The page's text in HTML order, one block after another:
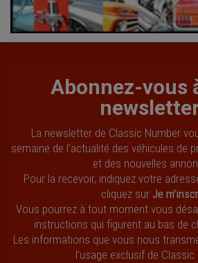
Abonnez-vous
La newsletter de Classic Number
semaine de l’actualité des véhicules de
et des nouvelles
Pour la recevoir, indiquez votre
cliquez sur Je
Vous pourrez à tout moment vous
instructions qui figurent au bas de
Les informations que vous nous
l’usage exclusif de Classic